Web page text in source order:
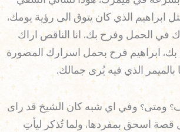
ابراهيم الذي كان يتوق الى رؤية يومك،
في الحمل وفرح بك، انا الناقص اراك
بك، ابراهيم فرح بحمل اسرارك المصورة
بالميمر الذي فيه يُرى جمالك.
ومتى؟ وفي اي شبه كان الشيخ قد راى
قصة اسحق بمفردها، ولما تُذكر ليأتِ